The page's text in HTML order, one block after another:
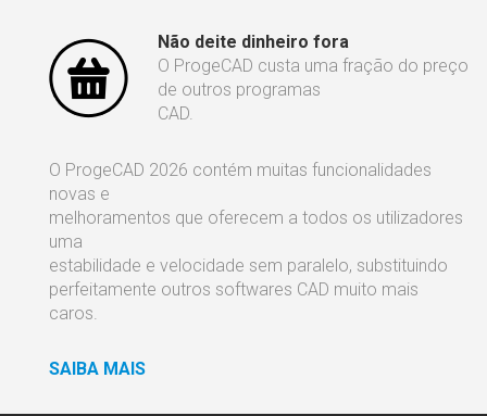
Não deite dinheiro fora
O ProgeCAD custa uma fração do preço
de outros programas
CAD.
O ProgeCAD 2026 contém muitas funcionalidades
novas e
melhoramentos que oferecem a todos os utilizadores
uma
estabilidade e velocidade sem paralelo, substituindo
perfeitamente outros softwares CAD muito mais
caros.
SAIBA MAIS